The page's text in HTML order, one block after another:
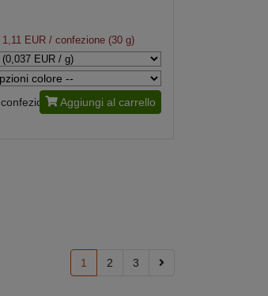
1,11 EUR/ confezione (30 g)
confezione Aggiungi al carrello
1 2 3